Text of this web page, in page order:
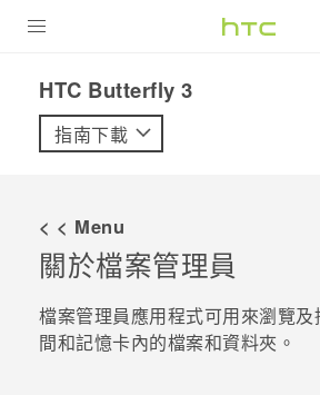
VIVE
優惠專區
HTC Butterfly 3‎
指南下載
< < Menu
關於檔案管理員
檔案管理員應用程式可用來瀏覽
間和記憶卡內的檔案和資料夾。